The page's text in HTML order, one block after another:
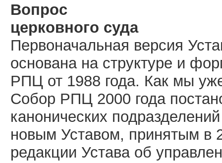
Вопрос
церковного суда
Первоначальная версия
основана на структуре и
РПЦ от 1988 года. Как мы
Собор РПЦ 2000 года
канонических
новым Уставом, принятым в
редакции Устава об